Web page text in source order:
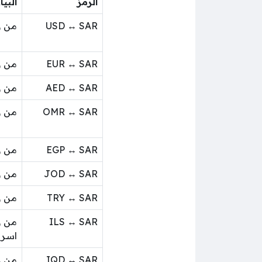
USD ↔ SAR من
EUR ↔ SAR من
AED ↔ SAR من
OMR ↔ SAR من
EGP ↔ SAR من
JOD ↔ SAR من
TRY ↔ SAR من
ILS ↔ SAR
من
IQD ↔ SAR من